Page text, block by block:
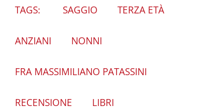
TAGS: SAGGIO TERZA ETÀ
ANZIANI NONNI
FRA MASSIMILIANO PATASSINI
RECENSIONE LIBRI